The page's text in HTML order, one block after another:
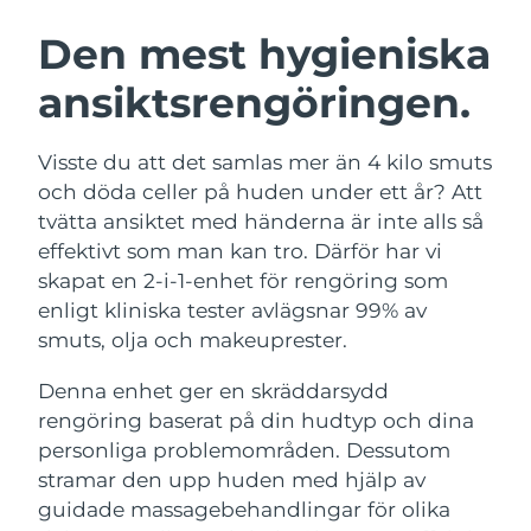
Den mest hygieniska
ansiktsrengöringen.
Visste du att det samlas mer än 4 kilo smuts
och döda celler på huden under ett år? Att
tvätta ansiktet med händerna är inte alls så
effektivt som man kan tro. Därför har vi
skapat en 2-i-1-enhet för rengöring som
enligt kliniska tester avlägsnar 99% av
smuts, olja och makeuprester.
Denna enhet ger en skräddarsydd
rengöring baserat på din hudtyp och dina
personliga problemområden. Dessutom
stramar den upp huden med hjälp av
guidade massagebehandlingar för olika
LUNA™ 4-paket
Anti-aging massage
LUNA™ 4 Plus
Massage, LED heating
LUNA™ 4 Men
For men, anti-aging massage
BEAR™ 2-paket
Microcurrent toning
BEAR™ 2 go
Microcurrent toning on-the-go
BEAR™ 2 eyes & lips
Microcurrent line smoothing device
Återfuktning
UFO™ 3-paket
Deep facial hydration
UFO™ 3 LED
Near-infrared and red light therapy
device
Munvård
issa™ 4
Hybrid silicone sonic toothbrush
issa™ 4 plus
Smart hybrid silicone sonic toothbrush
FAQ™ ANTI-AGING-BEHANDLING
Anti-aging LED-behandlingar
NEW
Österrike Förväntad leverans 12/08/2026
Bahrain Förväntad leverans 13/08/2026
Belgien
Bermuda Förväntad leverans18/08/2026
Bosnien och
Hercegovina
Förväntad leverans 15/08/2026
Brunei Förväntad leverans
Bulgarien Förväntad leverans
Kanada Förväntad leverans16/08/2026
Chile Förväntad leverans16/08/2026